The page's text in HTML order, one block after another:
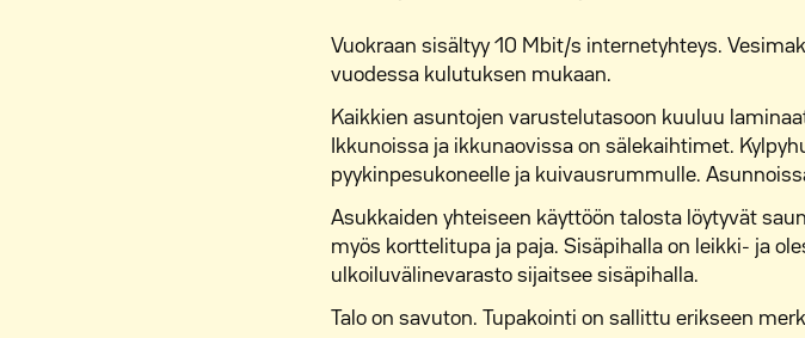
Vuokraan sisältyy 10 Mbit/s internetyhteys.
vuodessa kulutuksen mukaan.
Kaikkien asuntojen varustelutasoon kuuluu
Ikkunoissa ja ikkunaovissa on sälekaihtimet.
pyykinpesukoneelle ja kuivausrummulle.
Asukkaiden yhteiseen käyttöön talosta löytyvät
myös korttelitupa ja paja. Sisäpihalla on leikki- ja
ulkoiluvälinevarasto sijaitsee sisäpihalla.
Talo on savuton. Tupakointi on sallittu erikseen